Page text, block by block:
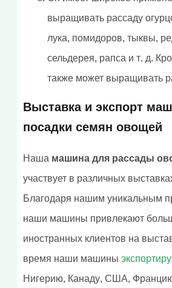
выращивать рассаду
лука, помидоров, тыквы,
сельдерея, рапса и т. д.
также может выращивать
Выставка и экспорт
посадки семян овощей
Нашамашина для рассады
участвует в различных
Благодаря нашим уникальным
наши машины привлекают
иностранных клиентов на
время наши машины
Нигерию, Канаду, США,